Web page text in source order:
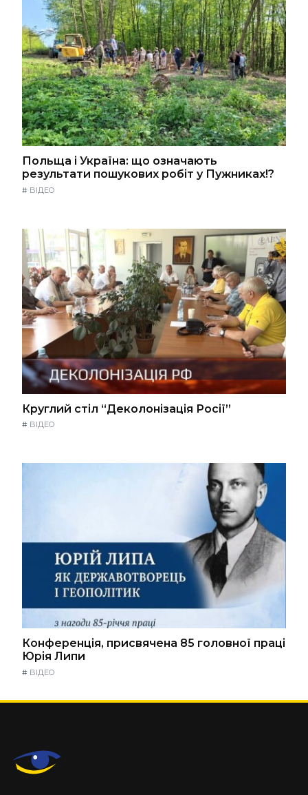
Польща і Україна: що означають
результати пошукових робіт у Пужниках!?
# ВІДЕО
Круглий стіл “Деколонізація Росії”
# ВІДЕО
Конференція, присвячена 85 головної праці
Юрія Липи
# ВІДЕО